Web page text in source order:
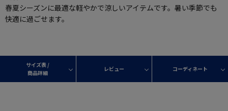
春夏シーズンに最適な軽やかで涼しいアイテムです。暑い季節でも
快適に過ごせます。
サイズ表 /
商品詳細
レビュー コーディネート